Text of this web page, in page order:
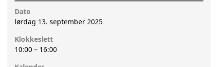
Dato
lørdag 13. september 2025
Klokkeslett
10:00 – 16:00